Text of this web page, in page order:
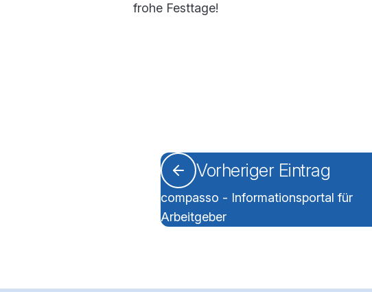
frohe Festtage!
Vorheriger Eintrag
compasso - Informationsportal für
Arbeitgeber